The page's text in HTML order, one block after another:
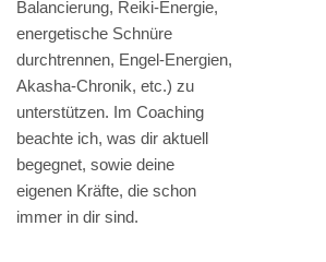
Balancierung, Reiki-Energie,
energetische Schnüre
durchtrennen, Engel-Energien,
Akasha-Chronik, etc.) zu
unterstützen. Im Coaching
beachte ich, was dir aktuell
begegnet, sowie deine
eigenen Kräfte, die schon
immer in dir sind.